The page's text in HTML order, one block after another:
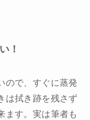
！
ので、すぐに蒸発
は拭き跡を残さず
ます。実は筆者も